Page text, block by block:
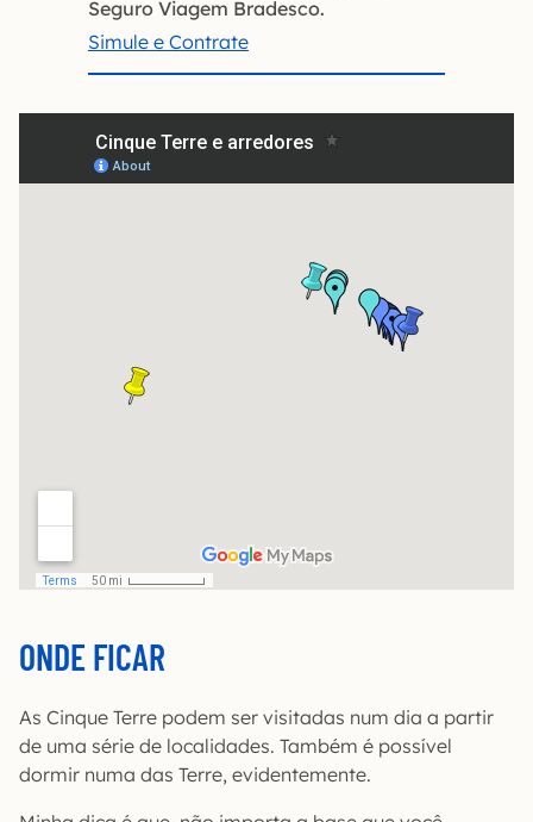
Seguro Viagem Bradesco.
Simule e Contrate
ONDE FICAR
As Cinque Terre podem ser visitadas num dia a partir
de uma série de localidades. Também é possível
dormir numa das Terre, evidentemente.